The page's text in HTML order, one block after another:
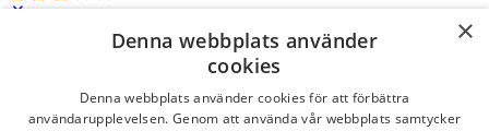
Logga in som företag
×
Denna webbplats använder
cookies
Denna webbplats använder cookies för att förbättra
användarupplevelsen. Genom att använda vår webbplats samtycker